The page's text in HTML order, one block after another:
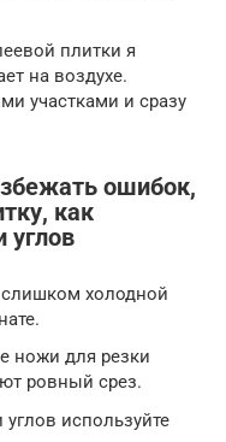
плитки я
на воздухе.
участками и сразу
ошибок,
как
углов
холодной
ножи для резки
ровный срез.
углов используйте